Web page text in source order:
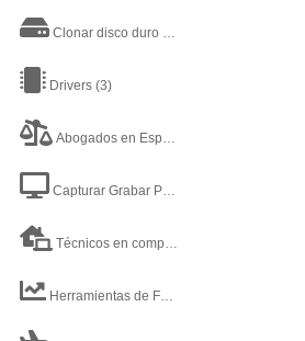
Clonar disco duro
Drivers (3)
Abogados en España Madrid
Capturar Grabar Pantalla
Técnicos en computación y soporte técnico
Herramientas de Fondos de Inversión